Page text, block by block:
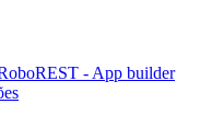
- App builder